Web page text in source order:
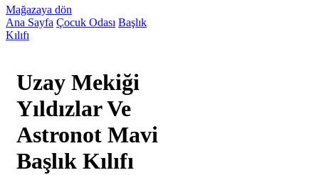
Mağazaya dön
Ana Sayfa Çocuk Odası Başlık
Kılıfı
Uzay Mekiği
Yıldızlar Ve
Astronot Mavi
Başlık Kılıfı